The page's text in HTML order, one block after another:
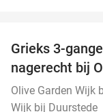
Grieks 3-
nagerecht bij
Olive Garden Wijk
Wijk bij Duurstede